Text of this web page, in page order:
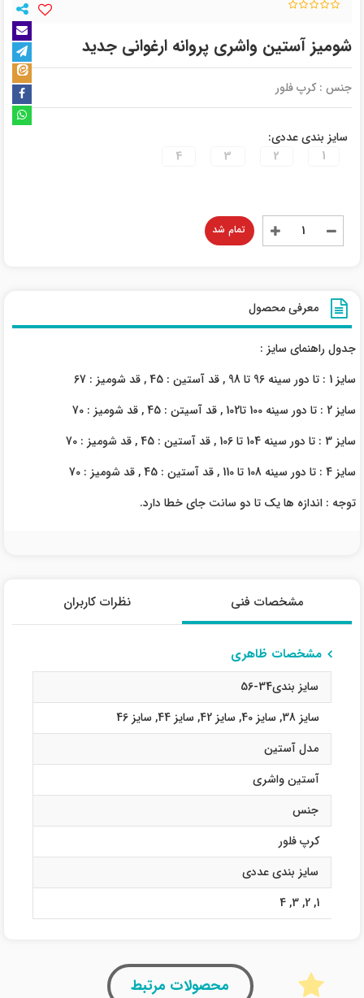
شومیز آستین واشری پروانه ارغوانی جدید
جنس : کرپ فلور
سایز بندی عددی:
1
2
3
4
تمام شد
معرفی محصول
جدول راهنمای سایز :
سایز 1 : تا دور سینه 96 تا 98 , قد آستین : 45 , قد شومیز : 67
سایز 2 : تا دور سینه 100 تا102 , قد آسیتن : 45 , قد شومیز : 70
سایز 3 : تا دور سینه 104 تا 106 , قد آستین : 45 , قد شومیز : 70
سایز 4 : تا دور سینه 108 تا 110 , قد آستین : 45 , قد شومیز : 70
توجه : اندازه ها یک تا دو سانت جای خطا دارد.
مشخصات فنی نظرات کاربران
مشخصات ظاهری
سایز بندی34-56
سایز 38
, سایز 40 , سایز 42 , سایز 44 , سایز 46
مدل آستین
آستین واشری
جنس
کرپ فلور
سایز بندی عددی
1
,
2
,
3
,
4
محصولات مرتبط